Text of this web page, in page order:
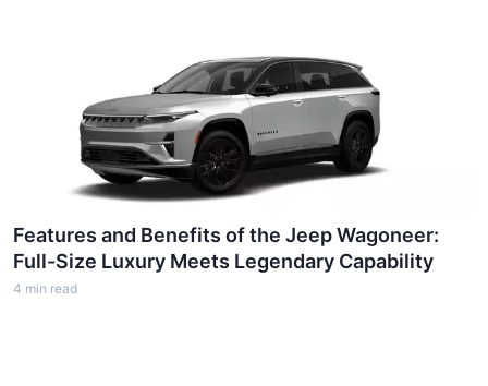
Features and Benefits of the Jeep Wagoneer:
Full-Size Luxury Meets Legendary Capability
4 min read